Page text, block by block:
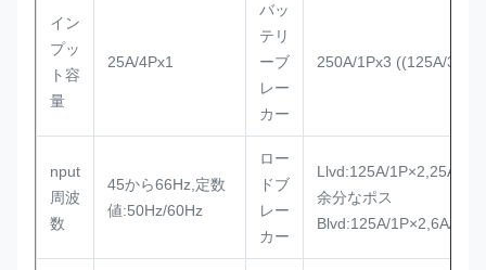
イン
プッ
ト容
量
25A/4Px1
バッ
テリ
ーブ
レー
カー
250A/1Px3 ((125A/3Px3)
nput
周波
数
45から66Hz,定数
値:50Hz/60Hz
ロー
ドブ
レー
カー
Llvd:125A/1P×2,25A/
余分なポス
Blvd:125A/1P×2,6A/